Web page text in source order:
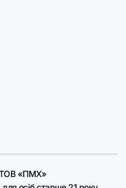
ТОВ «ПМХ»